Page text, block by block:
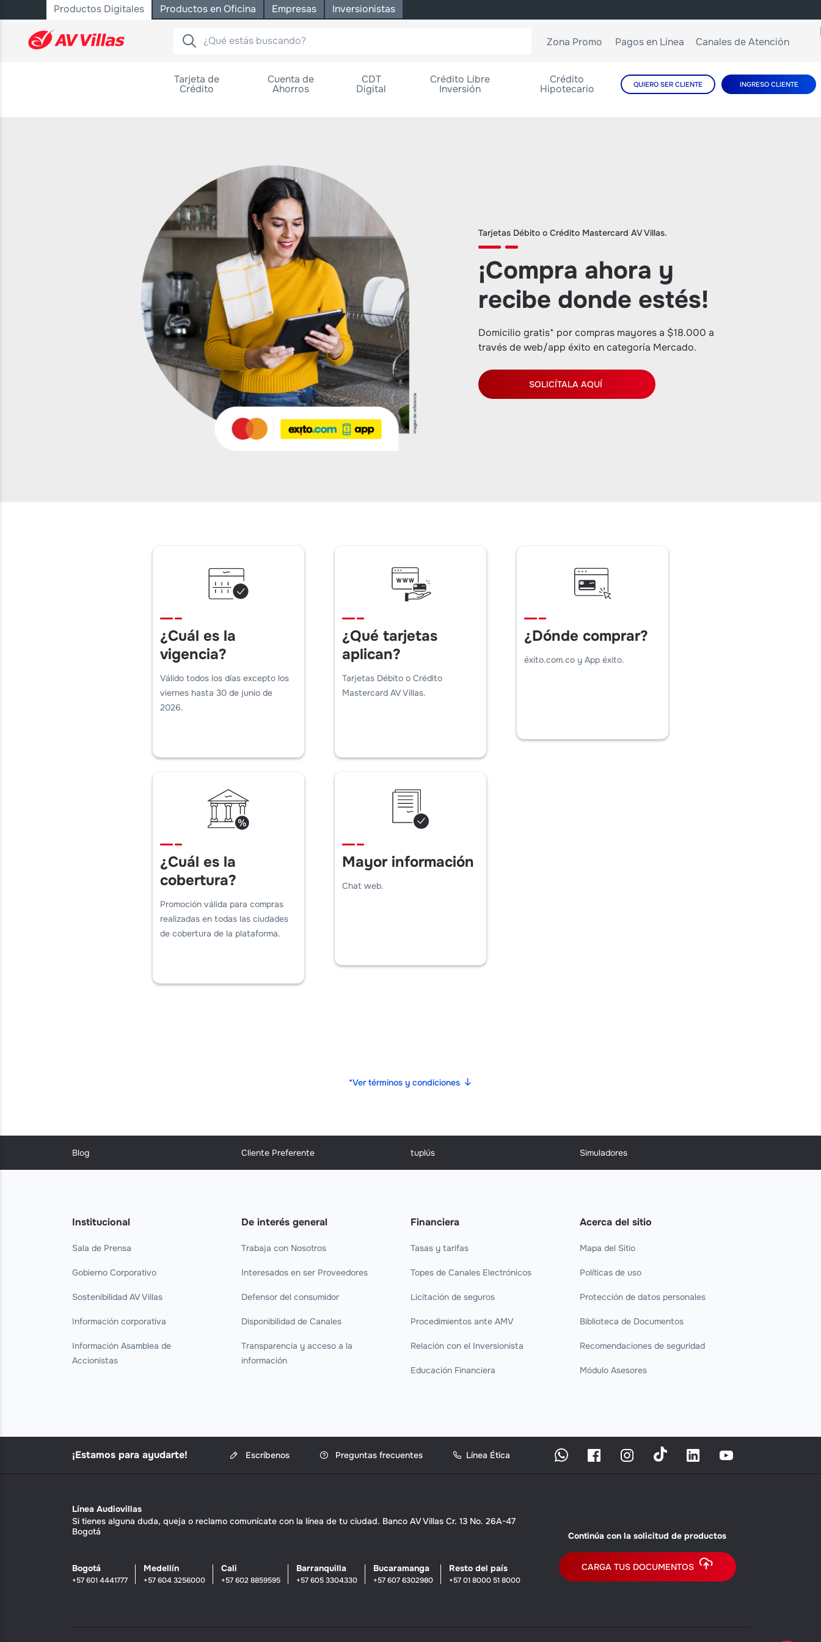
Saltar al contenido principal
Productos Digitales Productos en Oficina Empresas Inversionistas
Zona Promo Pagos en Línea Canales de Atención
Tarjeta de
Crédito
Cuenta de
Ahorros
CDT
Digital
Crédito Libre
Inversión
Crédito
Hipotecario QUIERO SER CLIENTE INGRESO CLIENTE
Tarjetas Débito o Crédito Mastercard AV Villas.
¡Compra ahora y
recibe donde estés!
Domicilio gratis* por compras mayores a $18.000 a
través de web/app éxito en categoría Mercado.
SOLICÍTALA AQUÍ
¿Cuál es la
vigencia?
Válido todos los días excepto los
viernes hasta 30 de junio de
2026.
¿Qué tarjetas
aplican?
Tarjetas Débito o Crédito
Mastercard AV Villas.
¿Dónde comprar?
éxito.com.co y App éxito.
¿Cuál es la
cobertura?
Promoción válida para compras
realizadas en todas las ciudades
de cobertura de la plataforma.
Mayor información
Chat web.
*Ver términos y condiciones
Blog Cliente Preferente tuplús Simuladores
Institucional
Sala de Prensa
Gobierno Corporativo
Sostenibilidad AV Villas
Información corporativa
Información Asamblea de
Accionistas
De interés general
Trabaja con Nosotros
Interesados en ser Proveedores
Defensor del consumidor
Disponibilidad de Canales
Transparencia y acceso a la
información
Financiera
Tasas y tarifas
Topes de Canales Electrónicos
Licitación de seguros
Procedimientos ante AMV
Relación con el Inversionista
Educación Financiera
Acerca del sitio
Mapa del Sitio
Políticas de uso
Protección de datos personales
Biblioteca de Documentos
Recomendaciones de seguridad
Módulo Asesores
¡Estamos para ayudarte! Escríbenos Preguntas frecuentes Línea Ética
Continúa con la solicitud de productos
CARGA TUS DOCUMENTOS
Línea Audiovillas
Si tienes alguna duda, queja o reclamo comunícate con la línea de tu ciudad. Banco AV Villas Cr. 13 No. 26A-47
Bogotá
Bogotá
+57 601 4441777
Medellín
+57 604 3256000
Cali
+57 602 8859595
Barranquilla
+57 605 3304330
Bucaramanga
+57 607 6302980
Resto del país
+57 01 8000 51 8000